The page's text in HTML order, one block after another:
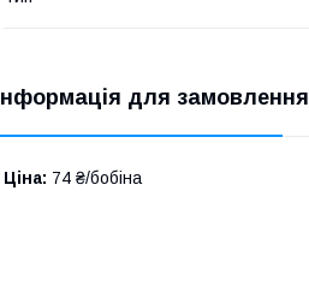
Інформація для замовлення
Ціна: 74 ₴/бобіна